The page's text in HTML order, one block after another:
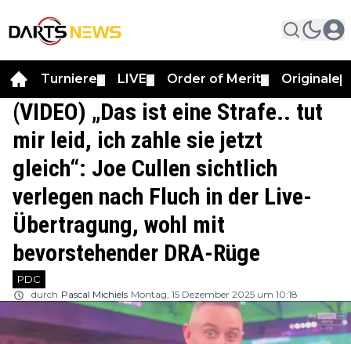
Turniere LIVE Order of Merit Originale
(VIDEO) „Das ist eine Strafe.. tut
mir leid, ich zahle sie jetzt
gleich“: Joe Cullen sichtlich
verlegen nach Fluch in der Live-
Übertragung, wohl mit
bevorstehender DRA-Rüge
PDC
durch Pascal Michiels Montag, 15 Dezember 2025 um 10:18